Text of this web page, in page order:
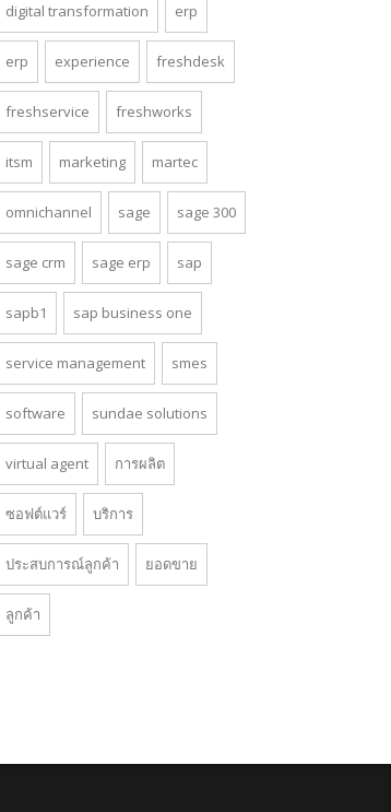
digital transformation erp
erp experience freshdesk
freshservice freshworks
itsm marketing martec
omnichannel sage sage 300
sage crm sage erp sap
sapb1 sap business one
service management smes
software sundae solutions
virtual agent การผลิต
ซอฟต์แวร์ บริการ
ประสบการณ์ลูกค้า ยอดขาย
ลูกค้า